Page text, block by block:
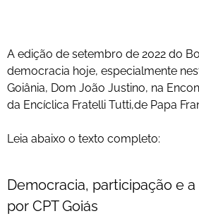
A edição de setembro de 2022 do
democracia hoje, especialmente
Goiânia, Dom João Justino, na
da Encíclica Fratelli Tutti,de Papa
Leia abaixo o texto completo:
Democracia, participação e
por CPT Goiás